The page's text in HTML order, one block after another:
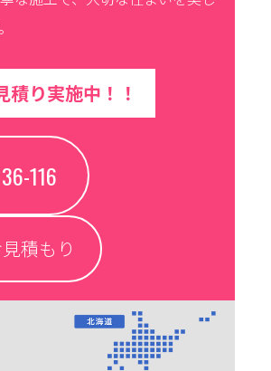
積り実施中！！
116
積もり